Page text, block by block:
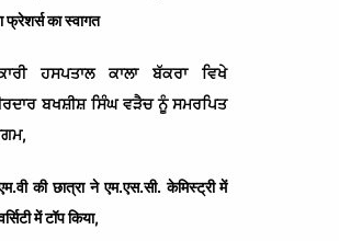
फ्रेशर्स का स्वागत
ਹਸਪਤਾਲ ਕਾਲਾ ਬੱਕਰਾ ਵਿਖੇ
ਬਖਸ਼ੀਸ਼ ਸਿੰਘ ਵੜੈਚ ਨੂੰ ਸਮਰਪਿਤ
की छात्रा ने एम.एस.सी. केमिस्ट्री में
में टॉप किया,